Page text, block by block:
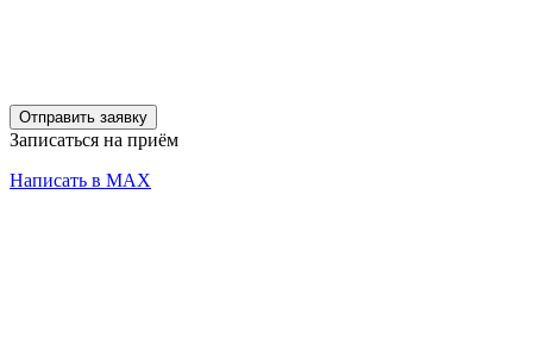
Отправить заявку
Записаться на приём
Написать в MAX